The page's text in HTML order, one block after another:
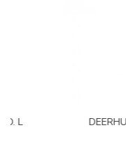
DEERHUNTER